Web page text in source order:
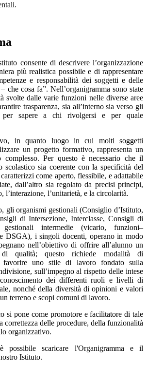
consente di descrivere l’organizzazione
più realistica possibile e di rappresentare
e responsabilità dei soggetti e delle
che cosa fa”. Nell’organigramma sono state
svolte dalle varie funzioni nelle diverse aree
trasparenza, sia all’interno sia verso gli
per sapere a chi rivolgersi e per quale
in quanto luogo in cui molti soggetti
un progetto formativo, rappresenta un
complesso. Per questo è necessario che il
scolastico sia coerente con la specificità del
come aperto, flessibile, e adattabile
dall’altro sia regolato da precisi principi,
l’interazione, l’unitarietà, e la circolarità.
gli organismi gestionali (Consiglio d’Istituto,
di Intersezione, Interclasse, Consigli di
intermedie (vicario, funzioni–
DSGA), i singoli docenti, operano in modo
nell’obiettivo di offrire all’alunno un
di qualità; questo richiede modalità di
favorire uno stile di lavoro fondato sulla
sull’impegno al rispetto delle intese
dei differenti ruoli e livelli di
nonché della diversità di opinioni e valori
terreno e scopi comuni di lavoro.
si pone come promotore e facilitatore di tale
correttezza delle procedure, della funzionalità
organizzativo.
possibile scaricare l'Organigramma e il
Istituto.